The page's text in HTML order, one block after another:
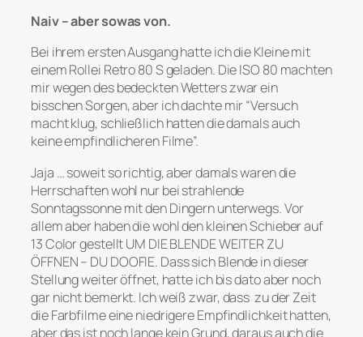
Naiv – aber sowas von.
Bei ihrem ersten Ausgang hatte ich die Kleine mit
einem Rollei Retro 80 S geladen. Die ISO 80 machten
mir wegen des bedeckten Wetters zwar ein
bisschen Sorgen, aber ich dachte mir “Versuch
macht klug, schließlich hatten die damals auch
keine empfindlicheren Filme”.
Jaja … soweit so richtig, aber damals waren die
Herrschaften wohl nur bei strahlende
Sonntagssonne mit den Dingern unterwegs. Vor
allem aber haben die wohl den kleinen Schieber auf
13 Color gestellt UM DIE BLENDE WEITER ZU
ÖFFNEN – DU DOOFIE. Dass sich Blende in dieser
Stellung weiter öffnet, hatte ich bis dato aber noch
gar nicht bemerkt. Ich weiß zwar, dass zu der Zeit
die Farbfilme eine niedrigere Empfindlichkeit hatten,
aber das ist noch lange kein Grund, daraus auch die